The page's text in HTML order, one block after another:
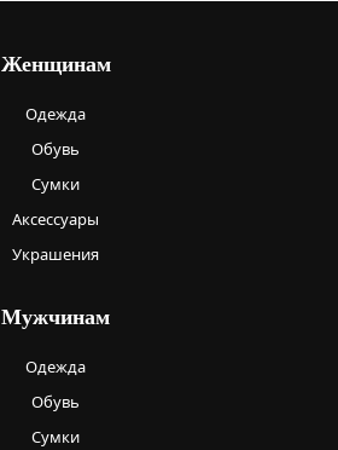
Женщинам
Одежда
Обувь
Сумки
Аксессуары
Украшения
Мужчинам
Одежда
Обувь
Сумки